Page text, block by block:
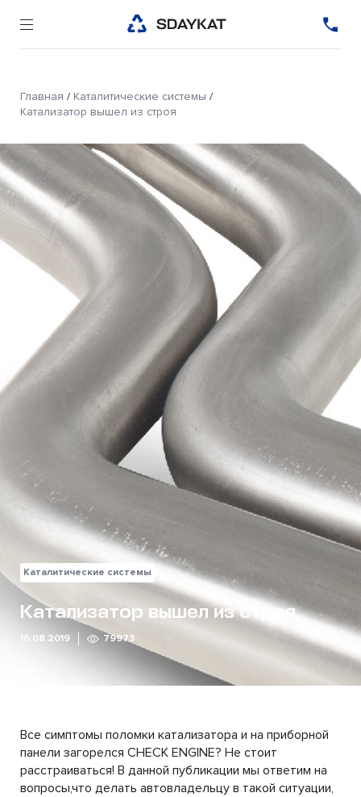
Главная / Каталитические системы /
Катализатор вышел из строя
Каталитические системы
Катализатор вышел из строя
16.08.2019 79973
Все симптомы поломки катализатора и на приборной
панели загорелся CHECK ENGINE? Не стоит
расстраиваться! В данной публикации мы ответим на
вопросы,что делать автовладельцу в такой ситуации,